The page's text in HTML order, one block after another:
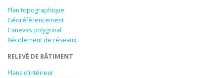
Plan topographique
Géoréférencement
Canevas polygonal
Récolement de réseaux
RELEVÉ DE BÂTIMENT
Plans d’intérieur